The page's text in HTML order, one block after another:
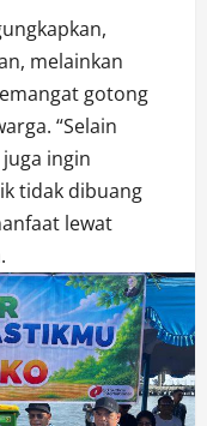
melainkan
gotong
“Selain
ingin
tidak dibuang
lewat